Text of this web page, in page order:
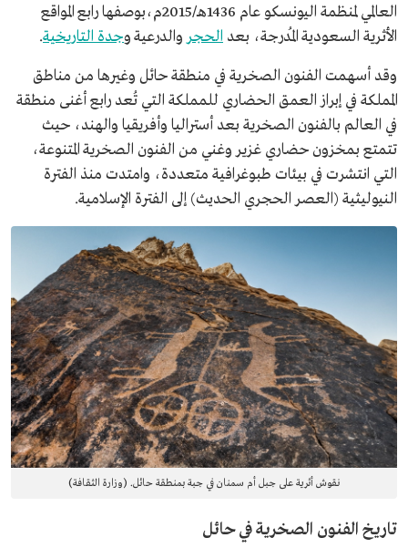
العالمي لمنظمة اليونسكو عام 1436هـ/2015م،بوصفها رابع المواقع
الأثرية السعودية المُدرجة، بعد الحجر والدرعية وجدة التاريخية.
وقد أسهمت الفنون الصخرية في منطقة حائل وغيرها من مناطق
المملكة في إبراز العمق الحضاري للمملكة التي تُعد رابع أغنى منطقة
في العالم بالفنون الصخرية بعد أستراليا وأفريقيا والهند، حيث
تتمتع بمخزون حضاري غزير وغني من الفنون الصخرية المتنوعة،
التي انتشرت في بيئات طبوغرافية متعددة، وامتدت منذ الفترة
النيوليثية (العصر الحجري الحديث) إلى الفترة الإسلامية.
نقوش أثرية على جبل أم سمنان في جبة بمنطقة حائل. (وزارة الثقافة)
تاريخ الفنون الصخرية في حائل